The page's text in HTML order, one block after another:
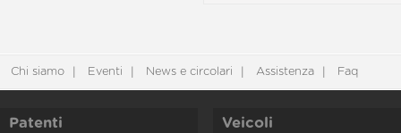
Chi siamo Eventi News e circolari Assistenza Faq
Patenti Veicoli